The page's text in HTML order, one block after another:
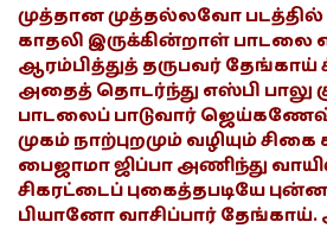
முத்தான முத்தல்லவோ
காதலி இருக்கின்றாள் பாடலை
ஆரம்பித்துத் தருபவர்
அதைத் தொடர்ந்து எஸ்பி பாலு
பாடலைப் பாடுவார்
முகம் நாற்புறமும் வழியும்
பைஜாமா ஜிப்பா அணிந்து
சிகரட்டைப் புகைத்தபடியே
பியானோ வாசிப்பார் தேங்காய்.